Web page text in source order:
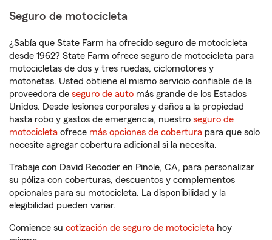
Seguro de motocicleta
¿Sabía que State Farm ha ofrecido seguro de motocicleta
desde 1962? State Farm ofrece seguro de motocicleta para
motocicletas de dos y tres ruedas, ciclomotores y
motonetas. Usted obtiene el mismo servicio confiable de la
proveedora de seguro de auto más grande de los Estados
Unidos. Desde lesiones corporales y daños a la propiedad
hasta robo y gastos de emergencia, nuestro seguro de
motocicleta ofrece más opciones de cobertura para que solo
necesite agregar cobertura adicional si la necesita.
Trabaje con David Recoder en Pinole, CA, para personalizar
su póliza con coberturas, descuentos y complementos
opcionales para su motocicleta. La disponibilidad y la
elegibilidad pueden variar.
Comience su cotización de seguro de motocicleta hoy